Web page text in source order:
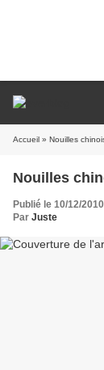
Accueil » Nouilles
Nouilles
Publié le 10/12/
Par Juste